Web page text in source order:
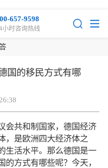
657-9598
小时咨询热线
国的移民方式有哪
会共和制国家，德国经济
，是欧洲四大经济体之
生活水平。那么德国是一
的方式有哪些呢？今天，